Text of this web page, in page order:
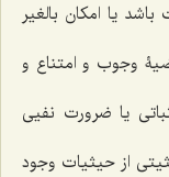
یا امکان بالغیر
وجوب و امتناع و
یا ضرورت نفیی
از حیثیات وجود